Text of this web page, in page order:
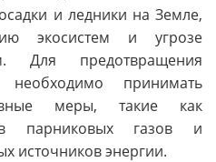
и ледники на Земле,
экосистем и угрозе
Для предотвращения
необходимо принимать
меры, такие как
парниковых газов и
источников энергии.